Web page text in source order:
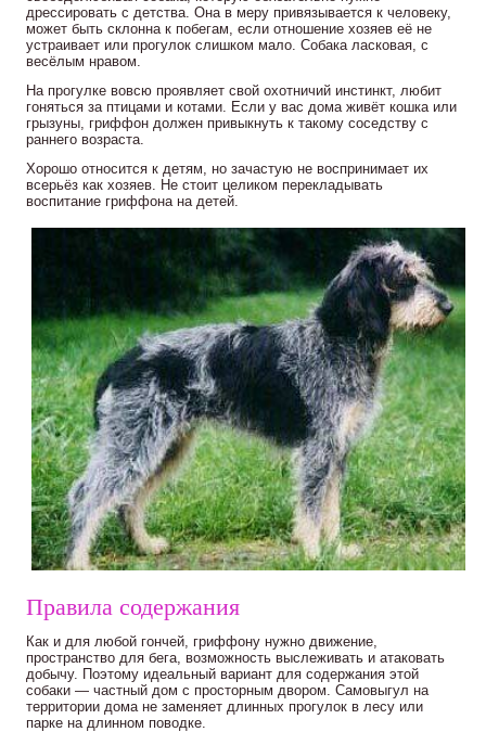
дрессировать с детства. Она в меру привязывается к человеку,
может быть склонна к побегам, если отношение хозяев её не
устраивает или прогулок слишком мало. Собака ласковая, с
весёлым нравом.
На прогулке вовсю проявляет свой охотничий инстинкт, любит
гоняться за птицами и котами. Если у вас дома живёт кошка или
грызуны, гриффон должен привыкнуть к такому соседству с
раннего возраста.
Хорошо относится к детям, но зачастую не воспринимает их
всерьёз как хозяев. Не стоит целиком перекладывать
воспитание гриффона на детей.
Правила содержания
Как и для любой гончей, гриффону нужно движение,
пространство для бега, возможность выслеживать и атаковать
добычу. Поэтому идеальный вариант для содержания этой
собаки — частный дом с просторным двором. Самовыгул на
территории дома не заменяет длинных прогулок в лесу или
парке на длинном поводке.